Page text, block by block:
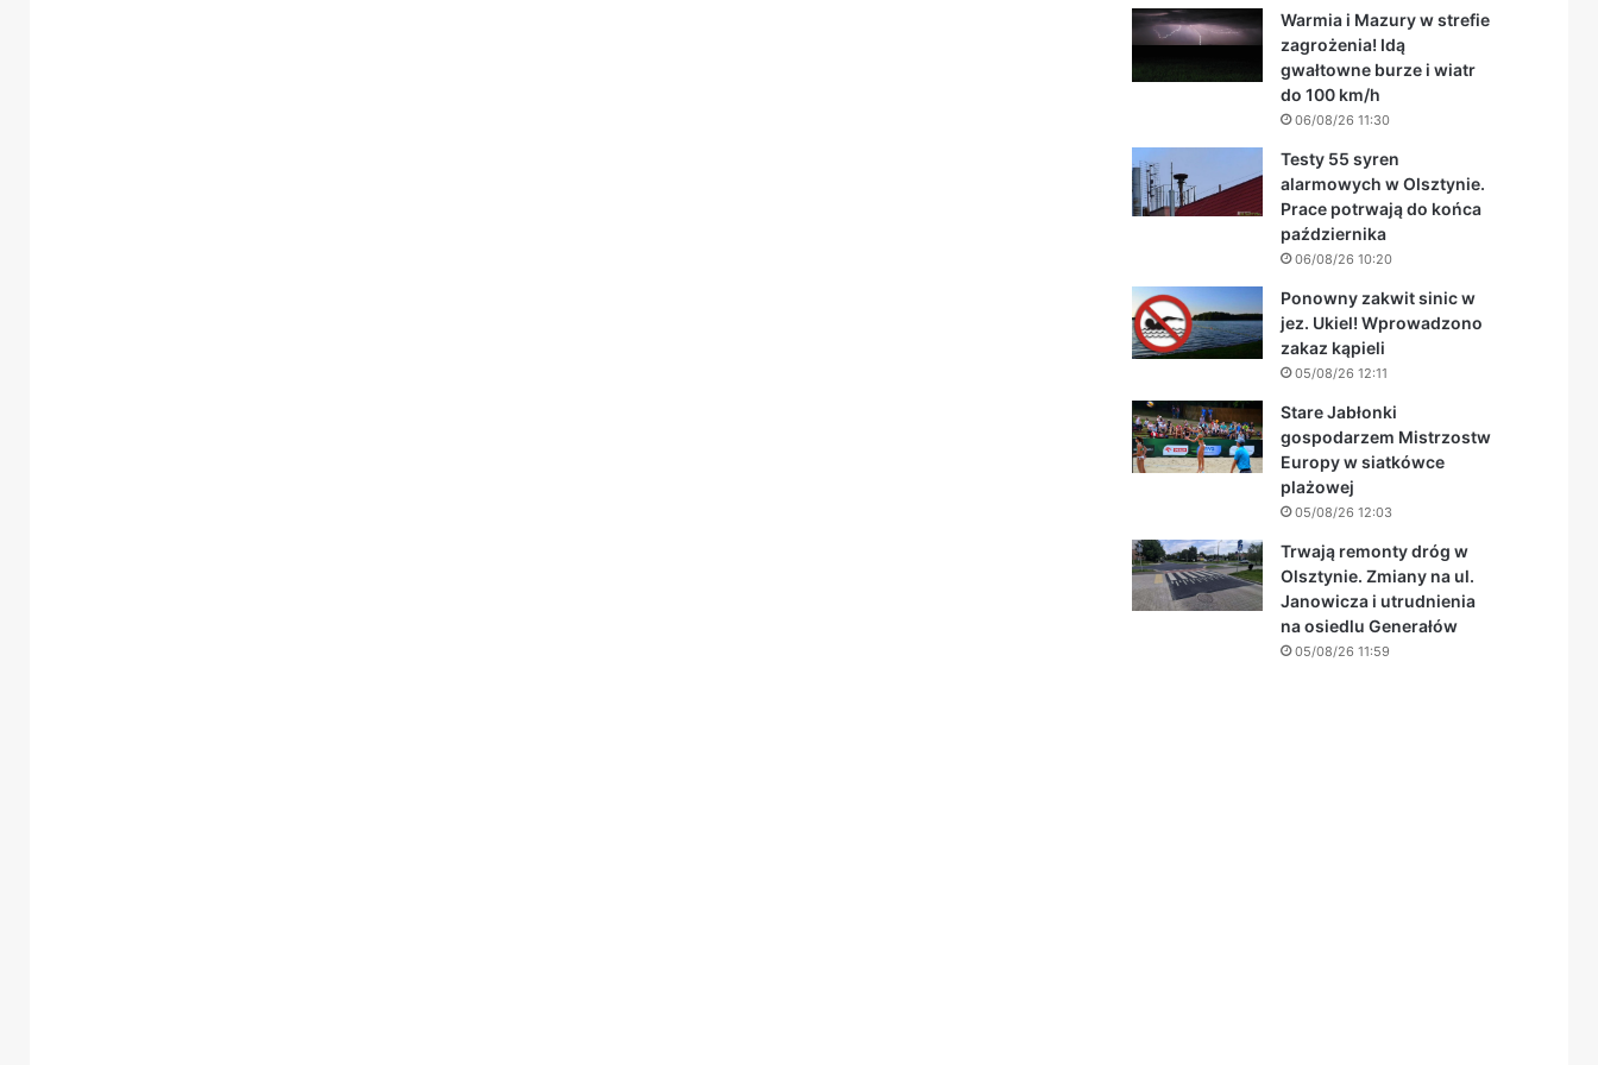
Warmia i Mazury w strefie
zagrożenia! Idą
gwałtowne burze i wiatr
do 100 km/h
06/08/26 11:30
Testy 55 syren
alarmowych w Olsztynie.
Prace potrwają do końca
października
06/08/26 10:20
Ponowny zakwit sinic w
jez. Ukiel! Wprowadzono
zakaz kąpieli
05/08/26 12:11
Stare Jabłonki
gospodarzem Mistrzostw
Europy w siatkówce
plażowej
05/08/26 12:03
Trwają remonty dróg w
Olsztynie. Zmiany na ul.
Janowicza i utrudnienia
na osiedlu Generałów
05/08/26 11:59